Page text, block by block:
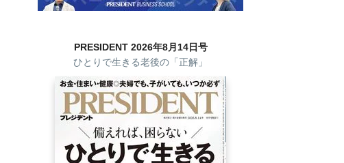
PRESIDENT 2026年8月14日号
ひとりで生きる老後の「正解」